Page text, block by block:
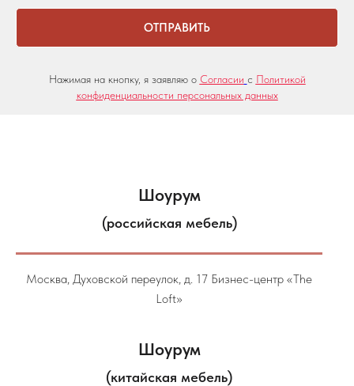
ОТПРАВИТЬ
Нажимая на кнопку, я заявляю о Согласии с Политикой
конфиденциальности персональных данных
Шоурум
(российская мебель)
Москва, Духовской переулок, д. 17 Бизнес-центр «The
Loft»
Шоурум
(китайская мебель)